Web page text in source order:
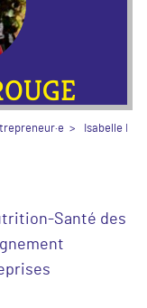
> Isabelle
Santé des